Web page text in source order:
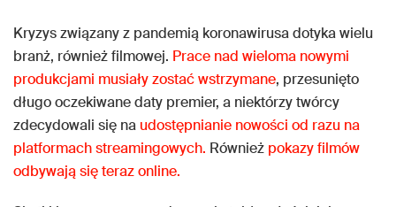
Kryzys związany z pandemią koronawirusa dotyka wielu
branż, również filmowej. Prace nad wieloma nowymi
produkcjami musiały zostać wstrzymane, przesunięto
długo oczekiwane daty premier, a niektórzy twórcy
zdecydowali się na udostępnianie nowości od razu na
platformach streamingowych. Również pokazy filmów
odbywają się teraz online.